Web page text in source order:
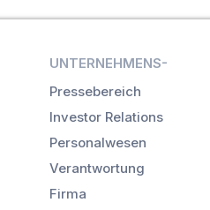
UNTERNEHMENS-
Pressebereich
Investor Relations
Personalwesen
Verantwortung
Firma